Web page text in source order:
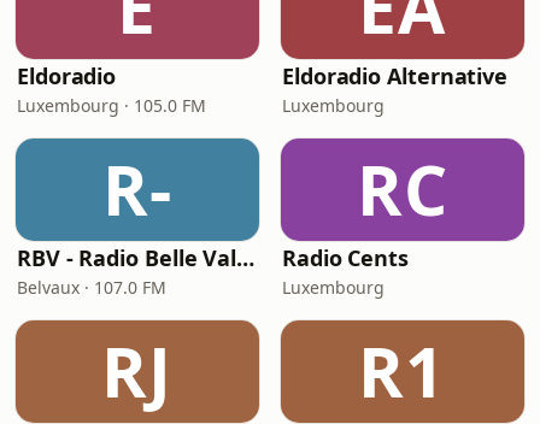
Eldoradio
Luxembourg · 105.0 FM
Eldoradio Alternative
Luxembourg
R-
RBV - Radio Belle Vallée
Belvaux · 107.0 FM
RC
Radio Cents
Luxembourg
RJ R1